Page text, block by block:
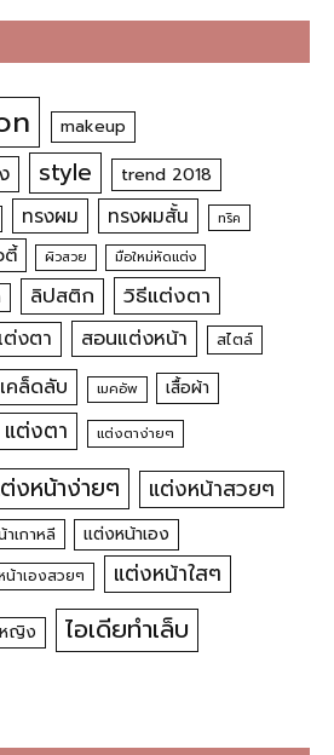
makeup
style trend 2018
ทรงผม ทรงผมสั้น ทริค
ตี้ ผิวสวย มือใหม่หัดแต่ง
ลิปสติก
วิธีแต่งตา
งตา สอนแต่งหน้า สไตล์
เคล็ดลับ เมคอัพ เสื้อผ้า
แต่งตา แต่งตาง่ายๆ
งหน้าง่ายๆ แต่งหน้าสวยๆ
เกาหลี แต่งหน้าเอง
น้าเองสวยๆ แต่งหน้าใสๆ
ญิง ไอเดียทำเล็บ